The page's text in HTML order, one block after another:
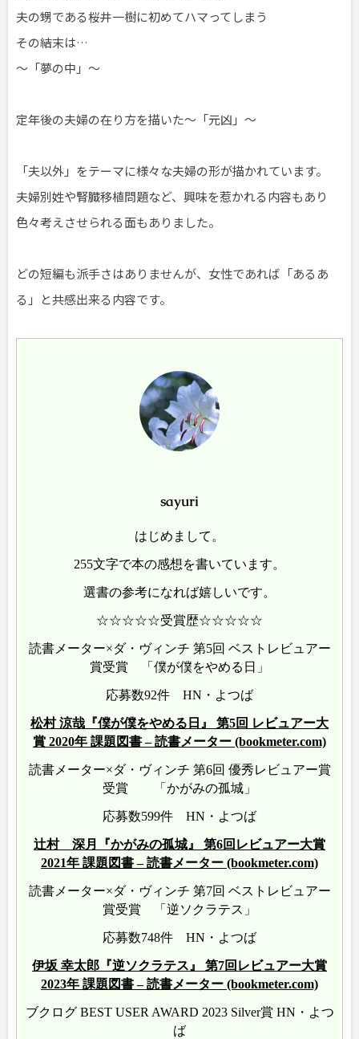
夫の甥である桜井一樹に初めてハマってしまう
その結末は…
～「夢の中」～
定年後の夫婦の在り方を描いた～「元凶」～
「夫以外」をテーマに様々な夫婦の形が描かれています。
夫婦別姓や腎臓移植問題など、興味を惹かれる内容もあり
色々考えさせられる面もありました。
どの短編も派手さはありませんが、女性であれば「あるあ
る」と共感出来る内容です。
sayuri
はじめまして。
255文字で本の感想を書いています。
選書の参考になれば嬉しいです。
☆☆☆☆☆受賞歴☆☆☆☆☆
読書メーター×ダ・ヴィンチ 第5回 ベストレビュアー
賞受賞 「僕が僕をやめる日」
応募数92件 HN・よつば
松村 涼哉『僕が僕をやめる日』 第5回 レビュアー大
賞 2020年 課題図書 – 読書メーター (bookmeter.com)
読書メーター×ダ・ヴィンチ 第6回 優秀レビュアー賞
受賞 「かがみの孤城」
応募数599件 HN・よつば
辻村 深月『かがみの孤城』 第6回レビュアー大賞
2021年 課題図書 – 読書メーター (bookmeter.com)
読書メーター×ダ・ヴィンチ 第7回 ベストレビュアー
賞受賞 「逆ソクラテス」
応募数748件 HN・よつば
伊坂 幸太郎『逆ソクラテス』 第7回レビュアー大賞
2023年 課題図書 – 読書メーター (bookmeter.com)
ブクログ BEST USER AWARD 2023 Silver賞 HN・よつ
ば